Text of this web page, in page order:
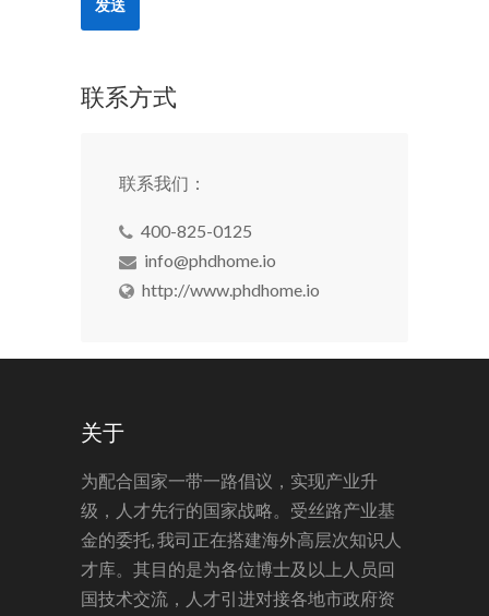
联系方式
联系我们：
400-825-0125
info@phdhome.io
http://www.phdhome.io
关于
为配合国家一带一路倡议，实现产业升
级，人才先行的国家战略。受丝路产业基
金的委托, 我司正在搭建海外高层次知识人
才库。其目的是为各位博士及以上人员回
国技术交流，人才引进对接各地市政府资